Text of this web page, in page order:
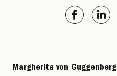
Margherita von Guggenberg